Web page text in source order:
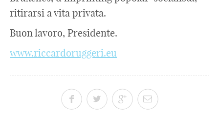
ritirarsi a vita privata.
Buon lavoro, Presidente.
www.riccardoruggeri.eu